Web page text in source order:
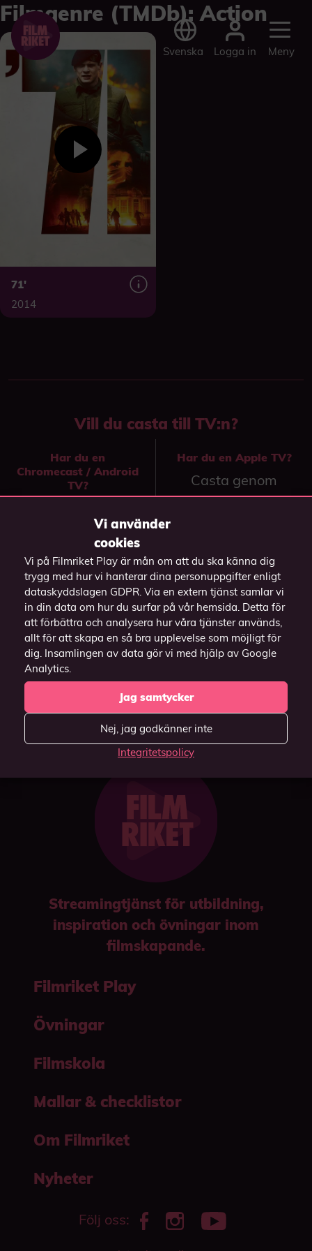
Vi använder
cookies
Vi på Filmriket Play är mån om att du ska känna dig
trygg med hur vi hanterar dina personuppgifter enligt
dataskyddslagen GDPR. Via en extern tjänst samlar vi
in din data om hur du surfar på vår hemsida. Detta för
att förbättra och analysera hur våra tjänster används,
allt för att skapa en så bra upplevelse som möjligt för
dig. Insamlingen av data gör vi med hjälp av Google
Analytics.
Jag samtycker
Nej, jag godkänner inte
Integritetspolicy
Svenska Logga in Meny
Filmgenre (TMDb):Action
71′
2014
Vill du casta till TV:n?
Har du en
Chromecast / Android
TV?
genom att
högerklicka på
videon och välj
"Casta" och välj
din enhet.
(Funkar endast i
webbläsaren Chrome).
Har du en Apple TV?
Casta genom
knappen
på
(Funkar endast i
webbläsaren Safari)
Streamingtjänst för utbildning,
inspiration och övningar inom
filmskapande.
Filmriket Play
Övningar
Filmskola
Mallar & checklistor
Om Filmriket
Nyheter
Följ oss: